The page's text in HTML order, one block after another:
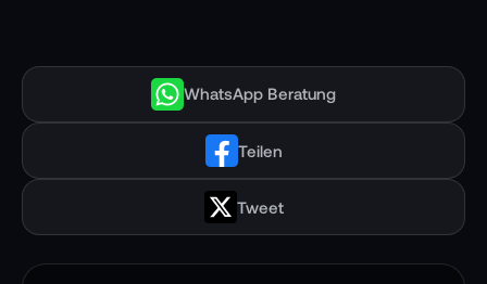
WhatsApp Beratung
Teilen
Tweet